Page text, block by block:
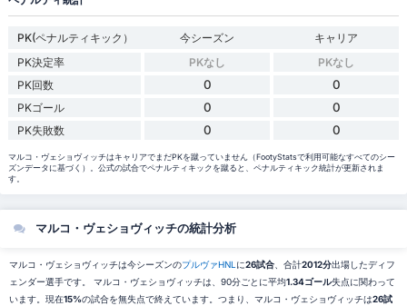
PK(ペナルティキック） 今シーズン
キャリア
PK決定率
PKなし
PKなし
PK回数
0 0
PKゴール 0 0
PK失敗数 0 0
マルコ・ヴェショヴィッチはキャリアでまだPKを蹴っていません（FootyStatsで利用可能なすべてのシー
ズンデータに基づく）。公式の試合でペナルティキックを蹴ると、ペナルティキック統計が更新されま
す。
マルコ・ヴェショヴィッチの統計分析
マルコ・ヴェショヴィッチは今シーズンのプルヴァHNLに26試合、合計2012分出場したディフ
ェンダー選手です。 マルコ・ヴェショヴィッチは、90分ごとに平均1.34ゴール失点に関わって
います。現在15%の試合を無失点で終えています。つまり、マルコ・ヴェショヴィッチは26試